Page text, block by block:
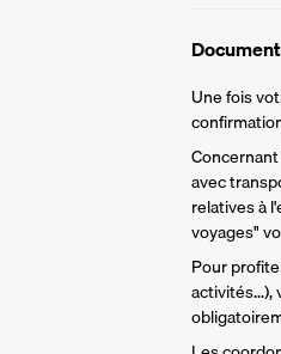
Une fois
avec
relatives à
voyages"
Pour
activités...),